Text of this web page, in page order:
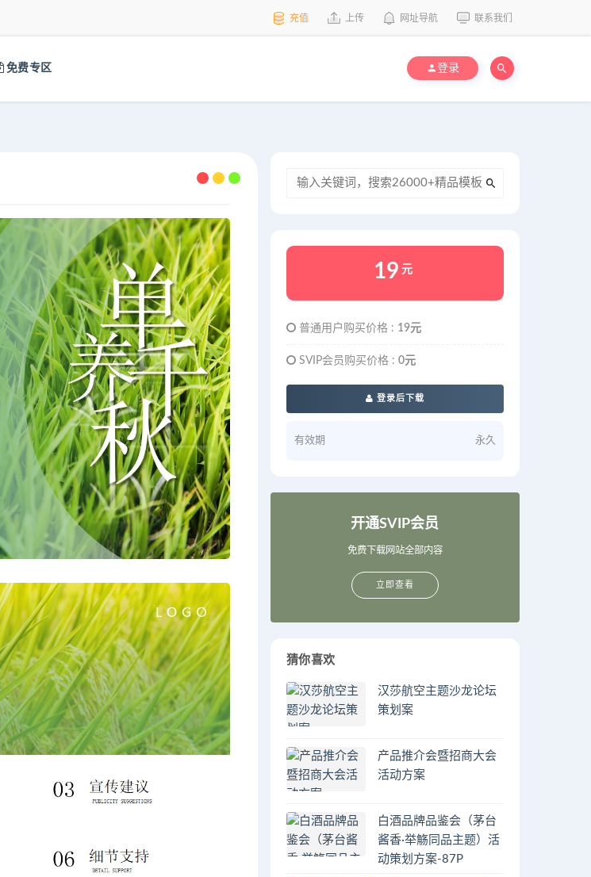
充值 上传 网址导航 联系我们
免费专区 登录
19 元
普通用户购买价格 : 19元
SVIP会员购买价格 : 0元
登录后下载
有效期 永久
开通SVIP会员
免费下载网站全部内容
立即查看
猜你喜欢
汉莎航空主题沙龙论坛
策划案
产品推介会暨招商大会
活动方案
白酒品牌品鉴会（茅台
酱香·举觞同品主题）活
动策划方案-87P